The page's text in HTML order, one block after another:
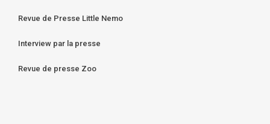
Revue de Presse Little Nemo
Interview par la presse
Revue de presse Zoo